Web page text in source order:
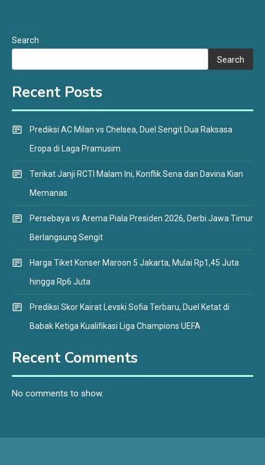
Search
Search
Recent Posts
Prediksi AC Milan vs Chelsea, Duel Sengit Dua Raksasa
Eropa di Laga Pramusim
Terikat Janji RCTI Malam Ini, Konflik Sena dan Davina Kian
Memanas
Persebaya vs Arema Piala Presiden 2026, Derbi Jawa Timur
Berlangsung Sengit
Harga Tiket Konser Maroon 5 Jakarta, Mulai Rp1,45 Juta
hingga Rp6 Juta
Prediksi Skor Kairat Levski Sofia Terbaru, Duel Ketat di
Babak Ketiga Kualifikasi Liga Champions UEFA
Recent Comments
No comments to show.